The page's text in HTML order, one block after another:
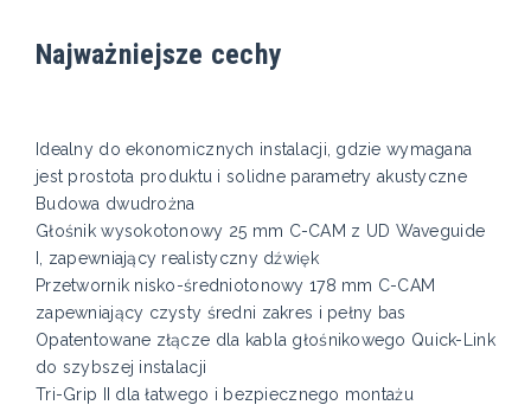
Najważniejsze cechy
Idealny do ekonomicznych instalacji, gdzie wymagana
jest prostota produktu i solidne parametry akustyczne
Budowa dwudrożna
Głośnik wysokotonowy 25 mm C-CAM z UD Waveguide
I, zapewniający realistyczny dźwięk
Przetwornik nisko-średniotonowy 178 mm C-CAM
zapewniający czysty średni zakres i pełny bas
Opatentowane złącze dla kabla głośnikowego Quick-Link
do szybszej instalacji
Tri-Grip II dla łatwego i bezpiecznego montażu